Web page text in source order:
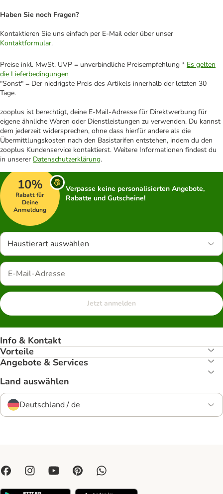
Haben Sie noch Fragen?
Kontaktieren Sie uns einfach per E‑Mail oder über unser
Kontaktformular.
Preise inkl. MwSt. UVP = unverbindliche Preisempfehlung * Es gelten
die Lieferbedingungen
"Sonst" = Der niedrigste Preis des Artikels innerhalb der letzten 30
Tage.
zooplus ist berechtigt, deine E-Mail-Adresse für Direktwerbung für
eigene ähnliche Waren oder Dienstleistungen zu verwenden. Du kannst
dem jederzeit widersprechen, ohne dass hierfür andere als die
Übermittlungskosten nach den Basistarifen entstehen, indem du den
zooplus Kundenservice kontaktierst. Weitere Informationen findest du
in unserer Datenschutzerklärung.
10%
Rabatt für
Deine
Anmeldung
Verpasse keine personalisierten Angebote,
Rabatte und Gutscheine!
Haustierart auswählen
Jetzt anmelden
Info & Kontakt
Vorteile
Angebote & Services
Land auswählen
Deutschland / de